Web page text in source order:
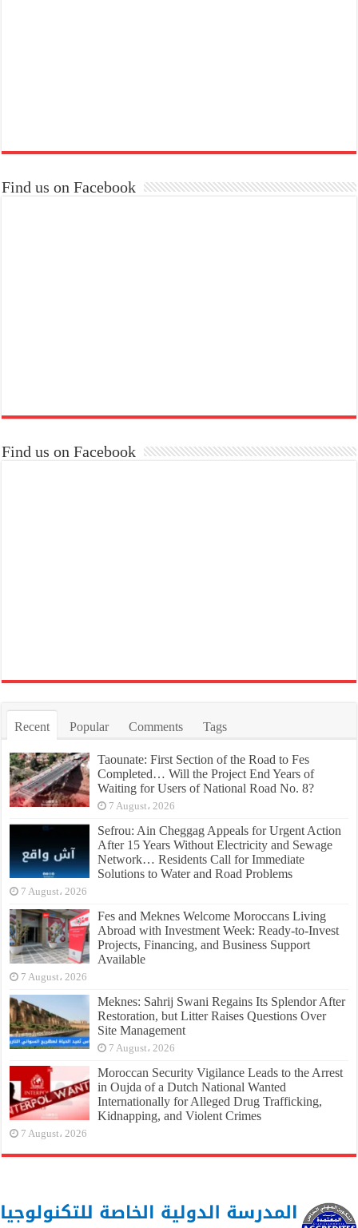
Find us on Facebook
Find us on Facebook
Recent Popular Comments Tags
Taounate: First Section of the Road to Fes
Completed… Will the Project End Years of
Waiting for Users of National Road No. 8?
7 August، 2026
Sefrou: Ain Cheggag Appeals for Urgent Action
After 15 Years Without Electricity and Sewage
Network… Residents Call for Immediate
Solutions to Water and Road Problems
7 August، 2026
Fes and Meknes Welcome Moroccans Living
Abroad with Investment Week: Ready-to-Invest
Projects, Financing, and Business Support
Available
7 August، 2026
Meknes: Sahrij Swani Regains Its Splendor After
Restoration, but Litter Raises Questions Over
Site Management
7 August، 2026
Moroccan Security Vigilance Leads to the Arrest
in Oujda of a Dutch National Wanted
Internationally for Alleged Drug Trafficking,
Kidnapping, and Violent Crimes
7 August، 2026